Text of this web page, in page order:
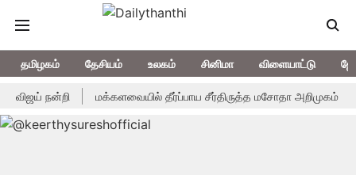
தமிழகம் தேசியம் உலகம் சினிமா விளையாட்டு
நன்றி மக்களவையில் தீர்ப்பாய சீர்திருத்த மசோதா அறிமுகம் ஒரு